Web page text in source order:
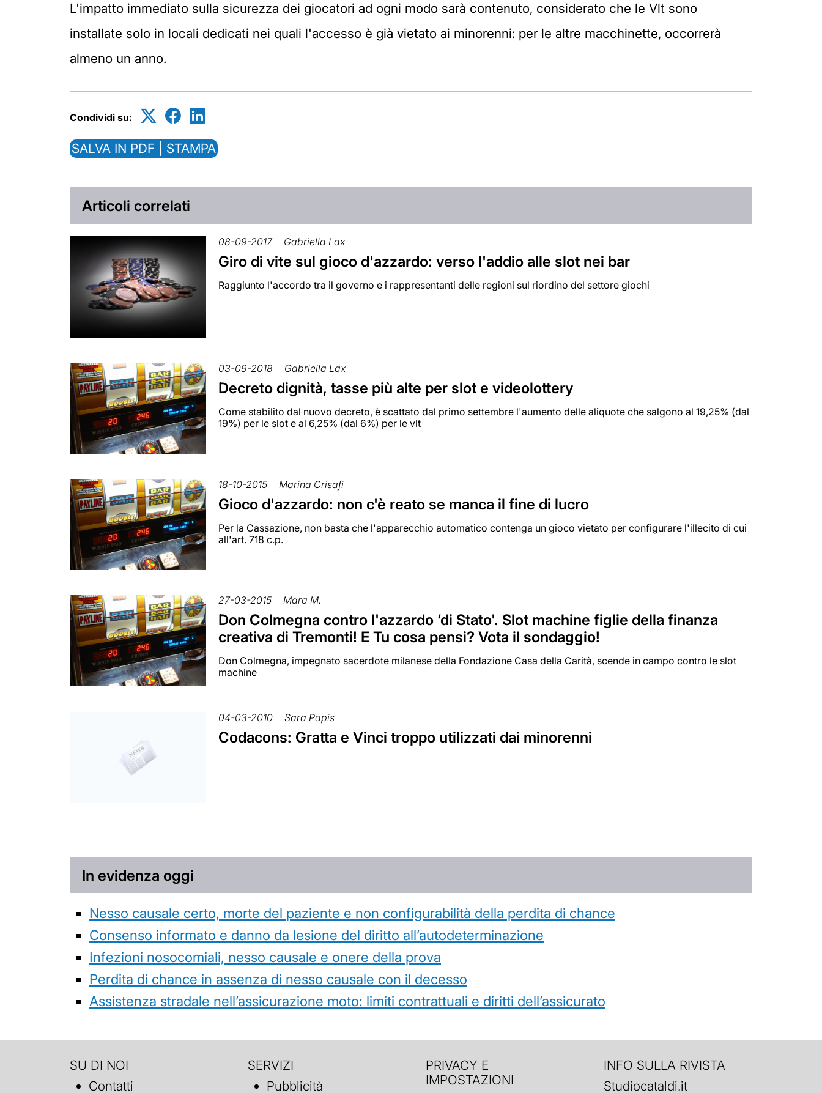
L'impatto immediato sulla sicurezza dei giocatori ad ogni modo sarà contenuto, considerato che le Vlt sono
installate solo in locali dedicati nei quali l'accesso è già vietato ai minorenni: per le altre macchinette, occorrerà
almeno un anno.
Condividi su:
SALVA IN PDF | STAMPA
Articoli correlati
08-09-2017 Gabriella Lax
Giro di vite sul gioco d'azzardo: verso l'addio alle slot nei bar
Raggiunto l'accordo tra il governo e i rappresentanti delle regioni sul riordino del settore giochi
03-09-2018 Gabriella Lax
Decreto dignità, tasse più alte per slot e videolottery
Come stabilito dal nuovo decreto, è scattato dal primo settembre l'aumento delle aliquote che salgono al 19,25% (dal
19%) per le slot e al 6,25% (dal 6%) per le vlt
18-10-2015 Marina Crisafi
Gioco d'azzardo: non c'è reato se manca il fine di lucro
Per la Cassazione, non basta che l'apparecchio automatico contenga un gioco vietato per configurare l'illecito di cui
all'art. 718 c.p.
27-03-2015 Mara M.
Don Colmegna contro l'azzardo ‘di Stato'. Slot machine figlie della finanza
creativa di Tremonti! E Tu cosa pensi? Vota il sondaggio!
Don Colmegna, impegnato sacerdote milanese della Fondazione Casa della Carità, scende in campo contro le slot
machine
04-03-2010 Sara Papis
Codacons: Gratta e Vinci troppo utilizzati dai minorenni
In evidenza oggi
Nesso causale certo, morte del paziente e non configurabilità della perdita di chance
Consenso informato e danno da lesione del diritto all’autodeterminazione
Infezioni nosocomiali, nesso causale e onere della prova
Perdita di chance in assenza di nesso causale con il decesso
Assistenza stradale nell’assicurazione moto: limiti contrattuali e diritti dell’assicurato
SU DI NOI
Contatti
SERVIZI
Pubblicità
PRIVACY E
IMPOSTAZIONI
INFO SULLA RIVISTA
Studiocataldi.it